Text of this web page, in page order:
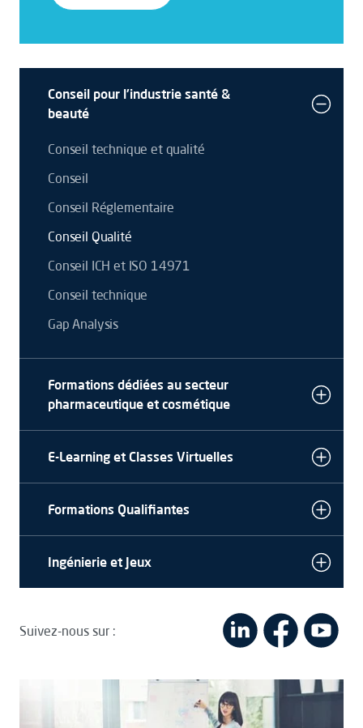
Conseil pour l'industrie santé &
beauté
Conseil technique et qualité
Conseil
Conseil Réglementaire
Conseil Qualité
Conseil ICH et ISO 14971
Conseil technique
Gap Analysis
Formations dédiées au secteur
pharmaceutique et cosmétique
E-Learning et Classes Virtuelles
Formations Qualifiantes
Ingénierie et Jeux
Suivez-nous sur :